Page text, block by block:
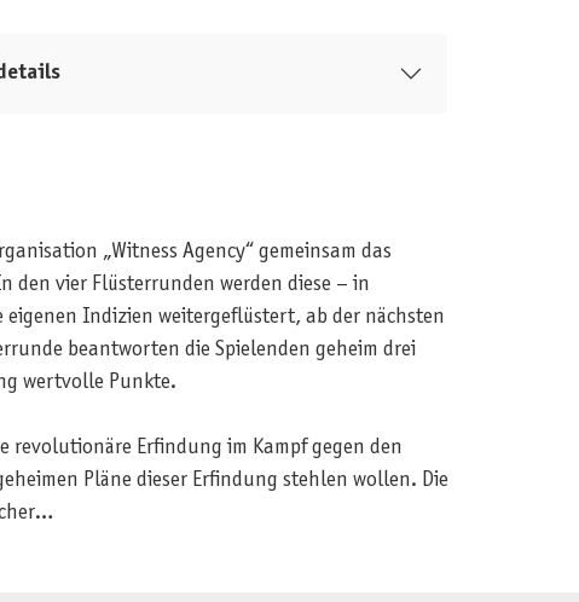
„Witness Agency“ gemeinsam das
den vier Flüsterrunden werden diese – in
Indizien weitergeflüstert, ab der nächsten
beantworten die Spielenden geheim drei
wertvolle Punkte.
Erfindung im Kampf gegen den
Pläne dieser Erfindung stehlen wollen. Die